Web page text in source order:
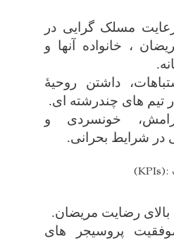
مسلک گرايی در
، خانواده آنها و
.
داشتن روحیهٔ
تیم های چندرشته ای.
خونسردی و
شرایط بحرانی.
(KPIs):
بالای رضایت مریضان.
پروسیجر های